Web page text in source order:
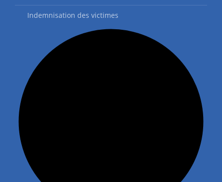
Indemnisation des victimes